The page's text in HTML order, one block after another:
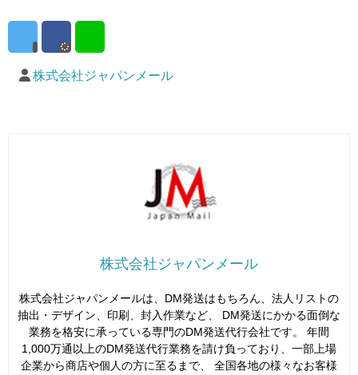
株式会社ジャパンメール
株式会社ジャパンメール
株式会社ジャパンメールは、DM発送はもちろん、法人リストの
抽出・デザイン、印刷、封入作業など、 DM発送にかかる面倒な
業務を格安に承っている専門のDM発送代行会社です。 年間
1,000万通以上のDM発送代行業務を請け負っており、一部上場
企業から商店や個人の方に至るまで、 全国各地の様々なお客様